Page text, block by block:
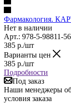
Фармакология.
Нет в наличии
Арт.: 978-5-98811-
385 р./шт
Варианты цен
385 р./шт
Подробности
Под заказ
Наши менеджеры
условия заказа